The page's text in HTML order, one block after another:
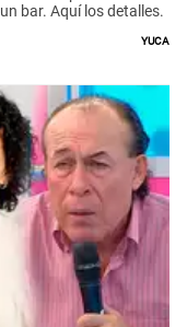
bar. Aquí los detalles.
Yuca